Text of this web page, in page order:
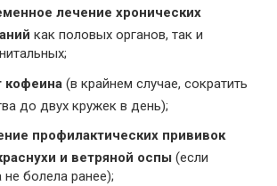
лечение хронических
как половых органов, так и
кофеина (в крайнем случае, сократить
до двух кружек в день);
профилактических прививок
и ветряной оспы (если
болела ранее);